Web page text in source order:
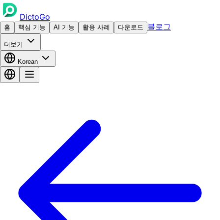
DictoGo
홈 핵심 기능 AI 기능 활용 사례 다운로드 블로그
더보기
Korean